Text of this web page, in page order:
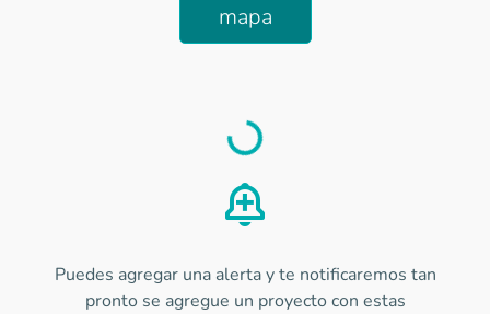
mapa
Load
Puedes agregar una alerta y te notificaremos tan
pronto se agregue un proyecto con estas